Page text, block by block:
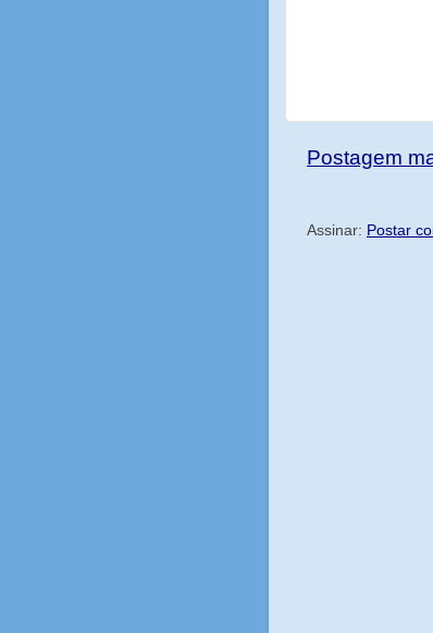
Postagem
Assinar: Postar